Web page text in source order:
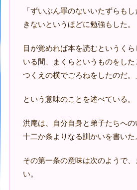
「ずいぶん罪のないいたずらも
きないというほどに勉強もした。
目が覚めれば本を読むというく
いる間、まくらというものをし
つくえの横でごろねをしたのだ。
という意味のことを述べている。
洪庵は、自分自身と弟子たちへの
十二か条よりなる訓かいを書いた
その第一条の意味は次のようで、
い。